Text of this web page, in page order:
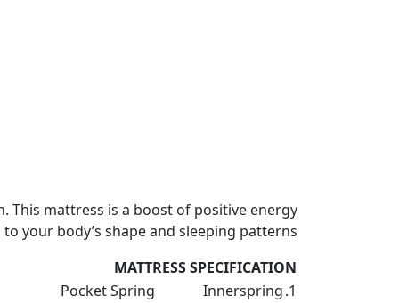
mattress is a boost of positive energy
your body’s shape and sleeping patterns.
MATTRESS SPECIFICATION
1.
Innerspring
Pocket Spring